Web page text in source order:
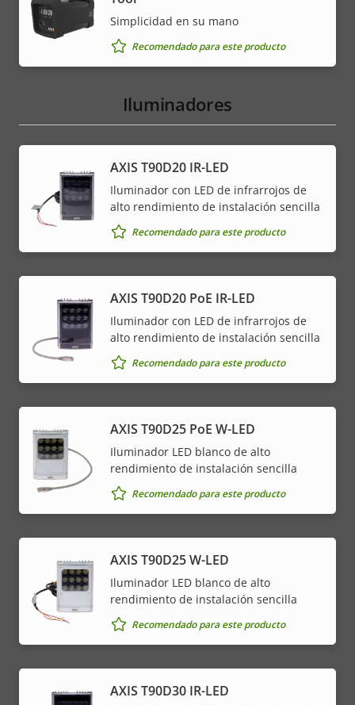
Simplicidad en su mano
Recomendado para este producto
Iluminadores
AXIS T90D20 IR-LED
Iluminador con LED de infrarrojos de
alto rendimiento de instalación sencilla
Recomendado para este producto
AXIS T90D20 PoE IR-LED
Iluminador con LED de infrarrojos de
alto rendimiento de instalación sencilla
Recomendado para este producto
AXIS T90D25 PoE W-LED
Iluminador LED blanco de alto
rendimiento de instalación sencilla
Recomendado para este producto
AXIS T90D25 W-LED
Iluminador LED blanco de alto
rendimiento de instalación sencilla
Recomendado para este producto
AXIS T90D30 IR-LED